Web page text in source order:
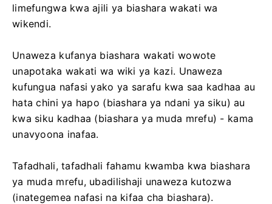
limefungwa kwa ajili ya biashara wakati wa
wikendi.
Unaweza kufanya biashara wakati wowote
unapotaka wakati wa wiki ya kazi. Unaweza
kufungua nafasi yako ya sarafu kwa saa kadhaa au
hata chini ya hapo (biashara ya ndani ya siku) au
kwa siku kadhaa (biashara ya muda mrefu) - kama
unavyoona inafaa.
Tafadhali, tafadhali fahamu kwamba kwa biashara
ya muda mrefu, ubadilishaji unaweza kutozwa
(inategemea nafasi na kifaa cha biashara).